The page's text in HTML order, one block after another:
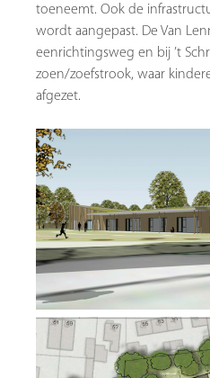
toeneemt. Ook de
wordt aangepast. De Van
eenrichtingsweg en bij ’t
zoen/zoefstrook, waar
afgezet.